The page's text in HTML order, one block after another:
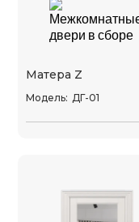
Матера Z
Модель: ДГ-01